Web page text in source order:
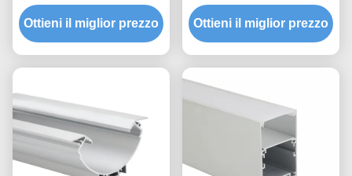
LED per su e giù
accendersi
Ottieni il miglior prezzo
della lega anodizzata
6063
Ottieni il miglior prezzo